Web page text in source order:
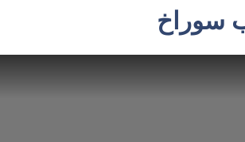
سوراخ